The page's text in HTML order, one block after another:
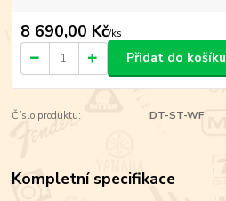
8 690,00 Kč/ks
Přidat do košíku
Číslo produktu: DT-ST-WF
Kompletní specifikace